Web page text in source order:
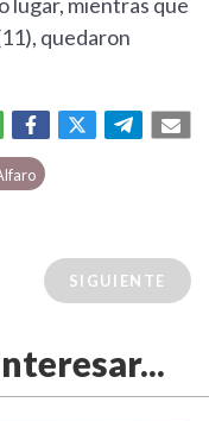
lugar, mientras que
quedaron
SIGUIENTE